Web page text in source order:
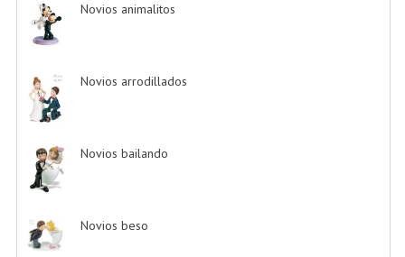
Novios animalitos
Novios arrodillados
Novios bailando
Novios beso